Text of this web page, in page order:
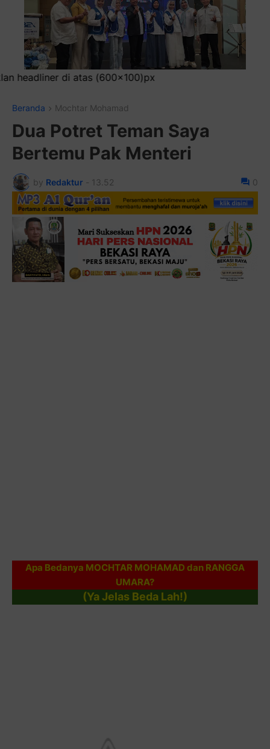
Beranda Mochtar Mohamad
Dua Potret Teman Saya
Bertemu Pak Menteri
by Redaktur - 13.52 0
Apa Bedanya MOCHTAR MOHAMAD dan RANGGA
UMARA?
(Ya Jelas Beda Lah!)